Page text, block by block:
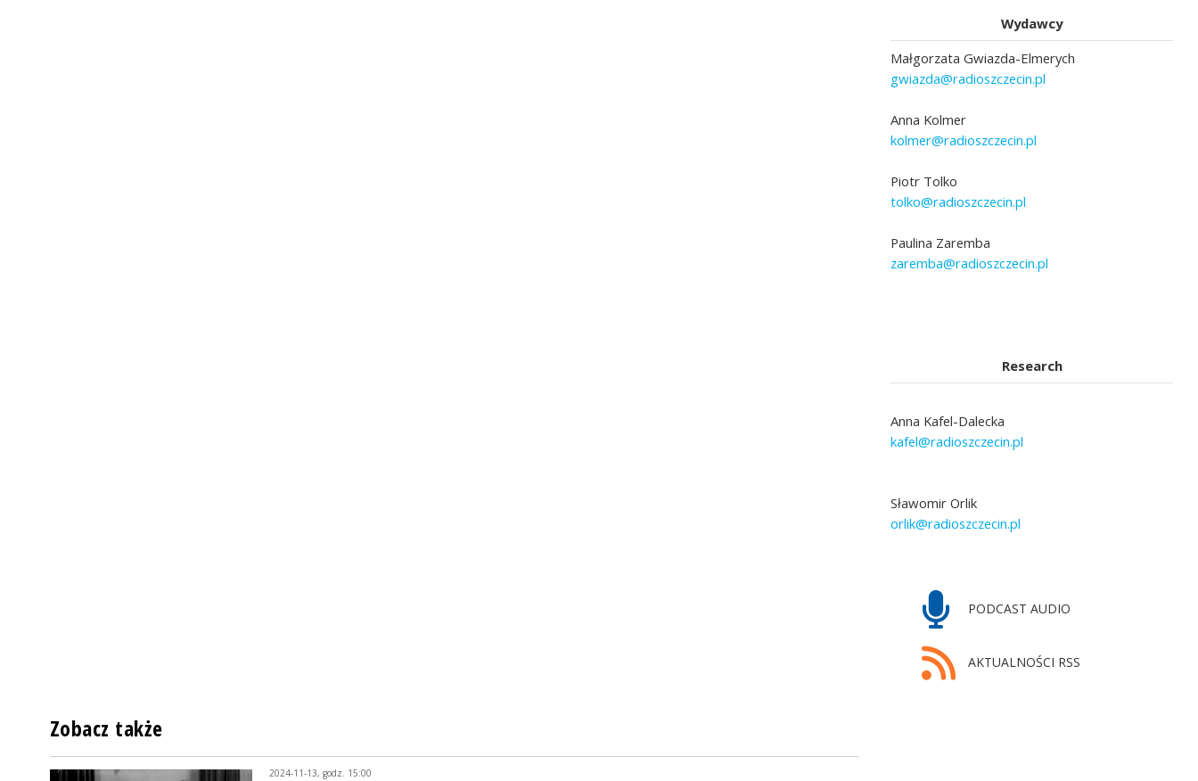
Wydawcy
Małgorzata Gwiazda-Elmerych
gwiazda@radioszczecin.pl
Anna Kolmer
kolmer@radioszczecin.pl
Piotr Tolko
tolko@radioszczecin.pl
Paulina Zaremba
zaremba@radioszczecin.pl
Research
Anna Kafel-Dalecka
kafel@radioszczecin.pl
Sławomir Orlik
orlik@radioszczecin.pl
PODCAST AUDIO
AKTUALNOŚCI RSS
Zobacz także
2024-11-13, godz. 15:00